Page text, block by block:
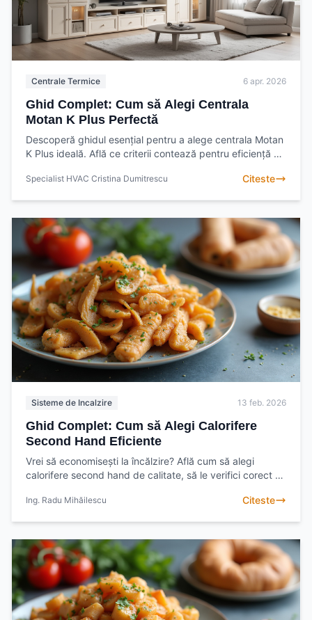
Centrale Termice 6 apr. 2026
Ghid Complet: Cum să Alegi Centrala
Motan K Plus Perfectă
Descoperă ghidul esențial pentru a alege centrala Motan
K Plus ideală. Află ce criterii contează pentru eficiență și
Specialist HVAC Cristina Dumitrescu Citeste
Sisteme de Incalzire 13 feb. 2026
Ghid Complet: Cum să Alegi Calorifere
Second Hand Eficiente
Vrei să economisești la încălzire? Află cum să alegi
calorifere second hand de calitate, să le verifici corect și
Ing. Radu Mihăilescu Citeste